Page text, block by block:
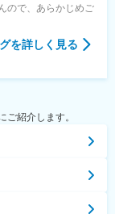
ので、あらかじめご
を詳しく見る
紹介します。